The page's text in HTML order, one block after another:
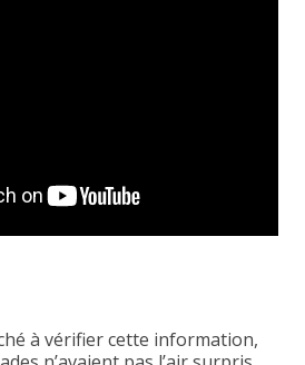
à vérifier cette information,